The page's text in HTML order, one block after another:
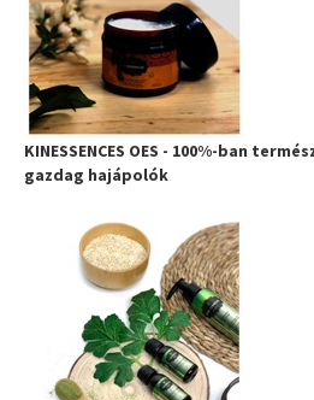
KINESSENCES OES - 100%-ban
gazdag hajápolók